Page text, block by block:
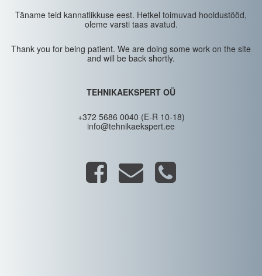
Täname teid kannatlikkuse eest. Hetkel toimuvad hooldustööd,
oleme varsti taas avatud.
Thank you for being patient. We are doing some work on the site
and will be back shortly.
TEHNIKAEKSPERT OÜ
+372 5686 0040 (E-R 10-18)
info@tehnikaekspert.ee